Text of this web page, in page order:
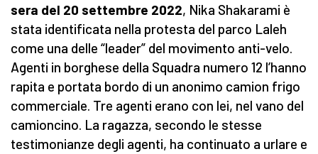
sera del 20 settembre 2022, Nika Shakarami è
stata identificata nella protesta del parco Laleh
come una delle “leader” del movimento anti-velo.
Agenti in borghese della Squadra numero 12 l’hanno
rapita e portata bordo di un anonimo camion frigo
commerciale. Tre agenti erano con lei, nel vano del
camioncino. La ragazza, secondo le stesse
testimonianze degli agenti, ha continuato a urlare e